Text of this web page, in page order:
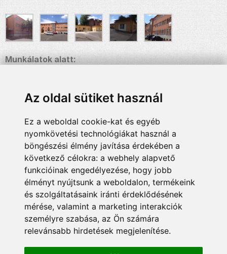
Az oldal sütiket használ
Ez a weboldal cookie-kat és egyéb
nyomkövetési technológiákat használ a
böngészési élmény javítása érdekében a
következő célokra: a webhely alapvető
funkcióinak engedélyezése, hogy jobb
élményt nyújtsunk a weboldalon, termékeink
és szolgáltatásaink iránti érdeklődésének
mérése, valamint a marketing interakciók
személyre szabása, az Ön számára
relevánsabb hirdetések megjelenítése.
Munkálatok alatt:
Munkálatok után: